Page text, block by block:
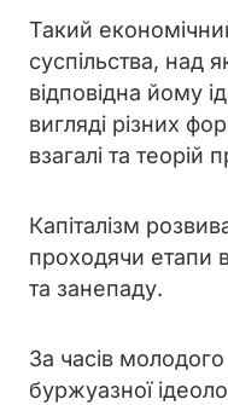
Такий
суспільства, над
відповідна йому
вигляді різних
взагалі та
Капіталізм
проходячи етапи
та занепаду.
За часів
буржуазної